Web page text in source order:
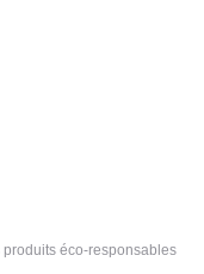
éco-responsables